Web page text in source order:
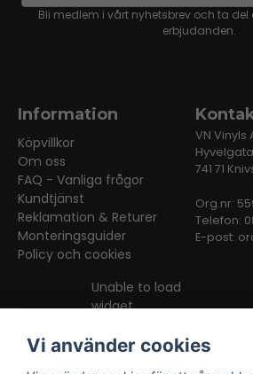
Bli medlem i vårt nyhetsbrev och ta
erbjudanden.
Information
Köpvillkor
Om oss
FAQ - Vanliga frågor
Kundtjänst
Reklamation & Returer
Monteringsguider
Policy och cookies
VN Vinyls
741 71
Org.nr:
Telefon:
E-post:
Unable to load
widget
Vi använder cookies